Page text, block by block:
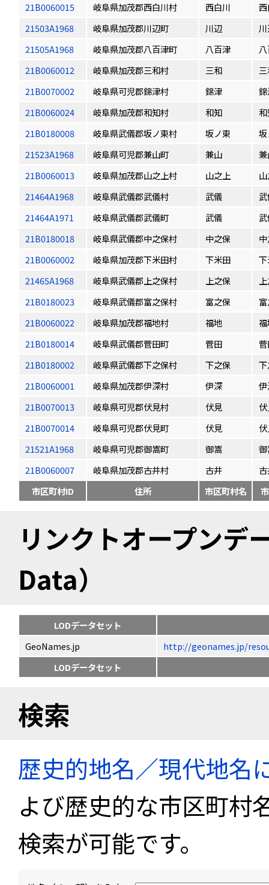
21B0060015
岐阜県加茂郡西白川村 西白川
21503A1968
岐阜県加茂郡川辺町 川辺
21505A1968
岐阜県加茂郡八百津町 八百津
21B0060012
岐阜県加茂郡三和村 三和
21B0070002
岐阜県可児郡錦津村 錦津
21B0060024
岐阜県加茂郡和知村 和知
21B0180008
岐阜県武儀郡坂ノ東村 坂ノ東
21523A1968
岐阜県可児郡兼山町 兼山
21B0060013
岐阜県加茂郡山之上村 山之上
21464A1968
岐阜県武儀郡武儀村 武儀
21464A1971
岐阜県武儀郡武儀町 武儀
21B0180018
岐阜県武儀郡中之保村 中之保
21B0060002
岐阜県加茂郡下米田村 下米田
21465A1968
岐阜県武儀郡上之保村 上之保
21B0180023
岐阜県武儀郡富之保村 富之保
21B0060022
岐阜県加茂郡福地村 福地
21B0180014
岐阜県武儀郡菅田町 菅田
21B0180002
岐阜県武儀郡下之保村 下之保
21B0060001
岐阜県加茂郡伊深村 伊深
21B0070013
岐阜県可児郡伏見村 伏見
21B0070014
岐阜県可児郡伏見町 伏見
21521A1968
岐阜県可児郡御嵩町 御嵩
21B0060007
岐阜県加茂郡古井村 古井
市区町村ID
住所 市区町村名
リンクトオープン
Data）
LODデータセット
GeoNames.jp
http://geonames.jp/
LODデータセット
検索
歴史的地名／現代地名
よび歴史的な市区町村
検索が可能です。